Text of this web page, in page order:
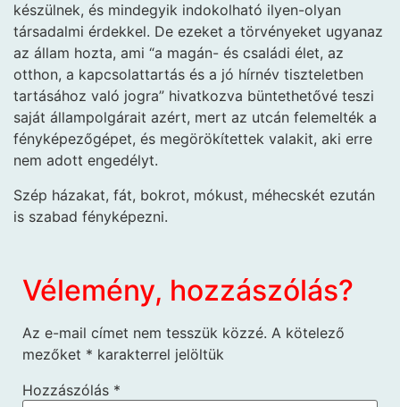
készülnek, és mindegyik indokolható ilyen-olyan
társadalmi érdekkel. De ezeket a törvényeket ugyanaz
az állam hozta, ami “a magán- és családi élet, az
otthon, a kapcsolattartás és a jó hírnév tiszteletben
tartásához való jogra” hivatkozva büntethetővé teszi
saját állampolgárait azért, mert az utcán felemelték a
fényképezőgépet, és megörökítettek valakit, aki erre
nem adott engedélyt.
Szép házakat, fát, bokrot, mókust, méhecskét ezután
is szabad fényképezni.
Vélemény, hozzászólás?
Az e-mail címet nem tesszük közzé. A kötelező
mezőket * karakterrel jelöltük
Hozzászólás *